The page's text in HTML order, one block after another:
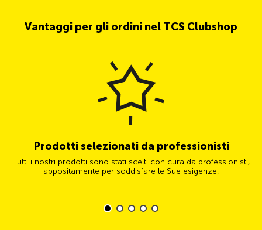
Vantaggi per gli ordini nel TCS Clubshop
Prodotti selezionati da professionisti
Tutti i nostri prodotti sono stati scelti con cura da professionisti,
appositamente per soddisfare le Sue esigenze.